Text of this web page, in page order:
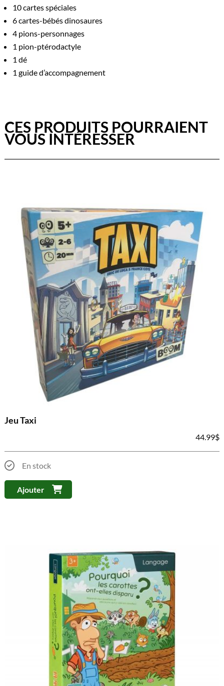
10 cartes spéciales
6 cartes-bébés dinosaures
4 pions-personnages
1 pion-ptérodactyle
1 dé
1 guide d’accompagnement
CES PRODUITS POURRAIENT
VOUS INTÉRESSER
Jeu Taxi
44.99$
En stock
Ajouter